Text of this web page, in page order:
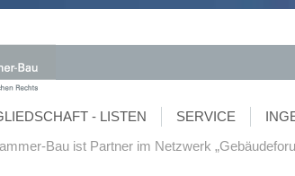
- LISTEN SERVICE
Bau ist Partner im Netzwerk